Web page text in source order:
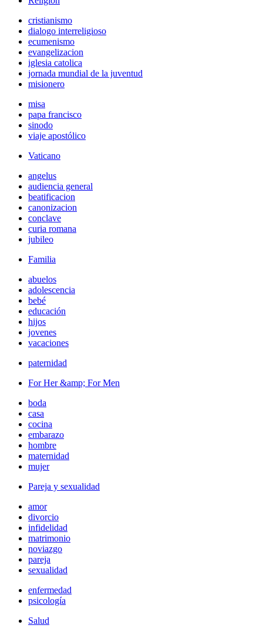
cristianismo
dialogo interreligioso
ecumenismo
evangelizacion
iglesia catolica
jornada mundial de la juventud
misionero
misa
papa francisco
sinodo
viaje apostólico
Vaticano
angelus
audiencia general
beatificacion
canonizacion
conclave
curia romana
jubileo
Familia
abuelos
adolescencia
bebé
educación
hijos
jovenes
vacaciones
paternidad
For Her &amp; For Men
boda
casa
cocina
embarazo
hombre
maternidad
mujer
Pareja y sexualidad
amor
divorcio
infidelidad
matrimonio
noviazgo
pareja
sexualidad
enfermedad
psicología
Salud